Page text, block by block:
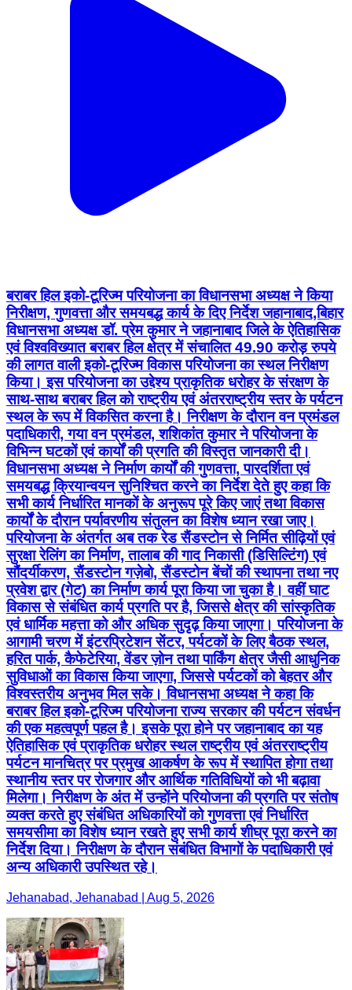
बराबर हिल इको-टूरिज्म परियोजना का विधानसभा अध्यक्ष ने किया
निरीक्षण, गुणवत्ता और समयबद्ध कार्य के दिए निर्देश जहानाबाद,बिहार
विधानसभा अध्यक्ष डॉ. प्रेम कुमार ने जहानाबाद जिले के ऐतिहासिक
एवं विश्वविख्यात बराबर हिल क्षेत्र में संचालित 49.90 करोड़ रुपये
की लागत वाली इको-टूरिज्म विकास परियोजना का स्थल निरीक्षण
किया। इस परियोजना का उद्देश्य प्राकृतिक धरोहर के संरक्षण के
साथ-साथ बराबर हिल को राष्ट्रीय एवं अंतरराष्ट्रीय स्तर के पर्यटन
स्थल के रूप में विकसित करना है। निरीक्षण के दौरान वन प्रमंडल
पदाधिकारी, गया वन प्रमंडल, शशिकांत कुमार ने परियोजना के
विभिन्न घटकों एवं कार्यों की प्रगति की विस्तृत जानकारी दी।
विधानसभा अध्यक्ष ने निर्माण कार्यों की गुणवत्ता, पारदर्शिता एवं
समयबद्ध क्रियान्वयन सुनिश्चित करने का निर्देश देते हुए कहा कि
सभी कार्य निर्धारित मानकों के अनुरूप पूरे किए जाएं तथा विकास
कार्यों के दौरान पर्यावरणीय संतुलन का विशेष ध्यान रखा जाए।
परियोजना के अंतर्गत अब तक रेड सैंडस्टोन से निर्मित सीढ़ियों एवं
सुरक्षा रेलिंग का निर्माण, तालाब की गाद निकासी (डिसिल्टिंग) एवं
सौंदर्यीकरण, सैंडस्टोन गज़ेबो, सैंडस्टोन बेंचों की स्थापना तथा नए
प्रवेश द्वार (गेट) का निर्माण कार्य पूरा किया जा चुका है। वहीं घाट
विकास से संबंधित कार्य प्रगति पर है, जिससे क्षेत्र की सांस्कृतिक
एवं धार्मिक महत्ता को और अधिक सुदृढ़ किया जाएगा। परियोजना के
आगामी चरण में इंटरप्रिटेशन सेंटर, पर्यटकों के लिए बैठक स्थल,
हरित पार्क, कैफेटेरिया, वेंडर ज़ोन तथा पार्किंग क्षेत्र जैसी आधुनिक
सुविधाओं का विकास किया जाएगा, जिससे पर्यटकों को बेहतर और
विश्वस्तरीय अनुभव मिल सके। विधानसभा अध्यक्ष ने कहा कि
बराबर हिल इको-टूरिज्म परियोजना राज्य सरकार की पर्यटन संवर्धन
की एक महत्वपूर्ण पहल है। इसके पूरा होने पर जहानाबाद का यह
ऐतिहासिक एवं प्राकृतिक धरोहर स्थल राष्ट्रीय एवं अंतरराष्ट्रीय
पर्यटन मानचित्र पर प्रमुख आकर्षण के रूप में स्थापित होगा तथा
स्थानीय स्तर पर रोजगार और आर्थिक गतिविधियों को भी बढ़ावा
मिलेगा। निरीक्षण के अंत में उन्होंने परियोजना की प्रगति पर संतोष
व्यक्त करते हुए संबंधित अधिकारियों को गुणवत्ता एवं निर्धारित
समयसीमा का विशेष ध्यान रखते हुए सभी कार्य शीघ्र पूरा करने का
निर्देश दिया। निरीक्षण के दौरान संबंधित विभागों के पदाधिकारी एवं
अन्य अधिकारी उपस्थित रहे।
Jehanabad, Jehanabad | Aug 5, 2026